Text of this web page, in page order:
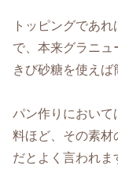
トッピングであ
で、本来グラニ
きび砂糖を使えば
パン作りにおいて
料ほど、その素材
だとよく言われま